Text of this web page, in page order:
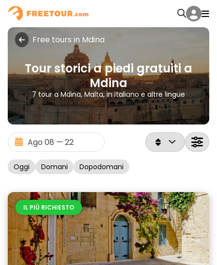
Free tours in Mdina
Tour storici a piedi gratuiti a
Mdina
7 tour a Mdina, Malta, in italiano e altre lingue
Oggi Domani Dopodomani
IL PIÙ RICHIESTO